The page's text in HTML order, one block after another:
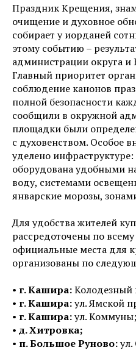
Праздник Крещения,
очищение и духовное
собирает у иорданей
этому событию –
администрации округа и
Главный приоритет
соблюдение канонов
полной безопасности
сообщили в окружной
площадки были
с духовенством. Особое
уделено
оборудована удобными
воду, системами
январские морозы,
Для удобства жителей
рассредоточены по
официальные места для
организованы по
• г. Кашира:Колодезный
• г. Кашира:ул. Ямской
• г. Кашира:ул. Коммуны;
• д. Хитровка;
• п. Большое Руново: